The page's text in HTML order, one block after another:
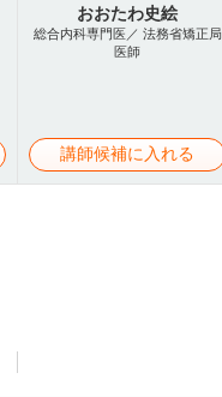
おおたわ史絵
総合内科専門医／ 法務省矯正局
医師
講師候補に入れる